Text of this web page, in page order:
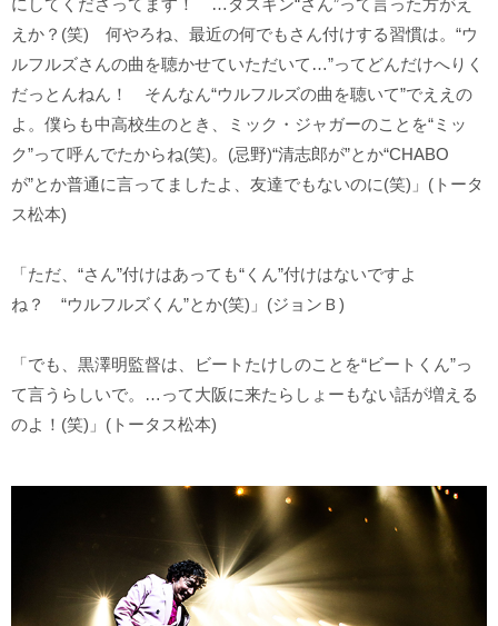
えか？(笑) 何やろね、最近の何でもさん付けする習慣は。“ウ
ルフルズさんの曲を聴かせていただいて…”ってどんだけへりく
だっとんねん！ そんなん“ウルフルズの曲を聴いて”でええの
よ。僕らも中高校生のとき、ミック・ジャガーのことを“ミッ
ク”って呼んでたからね(笑)。(忌野)“清志郎が”とか“CHABO
が”とか普通に言ってましたよ、友達でもないのに(笑)」(トータ
ス松本)
「ただ、“さん”付けはあっても“くん”付けはないですよ
ね？ “ウルフルズくん”とか(笑)」(ジョンＢ)
「でも、黒澤明監督は、ビートたけしのことを“ビートくん”っ
て言うらしいで。…って大阪に来たらしょーもない話が増える
のよ！(笑)」(トータス松本)